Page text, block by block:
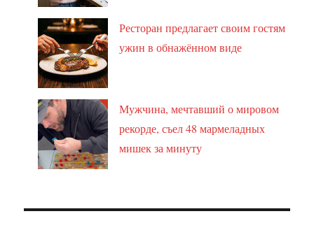
Ресторан предлагает своим гостям
ужин в обнажённом виде
Мужчина, мечтавший о мировом
рекорде, съел 48 мармеладных
мишек за минуту